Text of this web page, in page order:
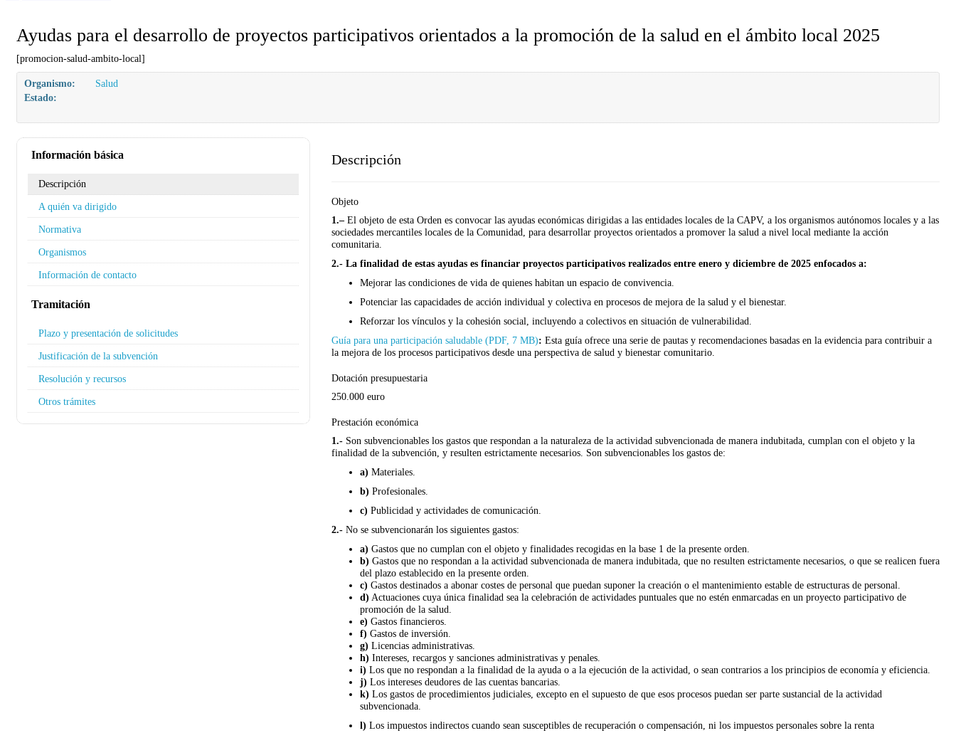
Ayudas para el desarrollo de proyectos participativos orientados a la promoción de la salud en el ámbito local 2025
[promocion-salud-ambito-local]
Organismo:
Salud
Estado:
Información básica
Descripción
A quién va dirigido
Normativa
Organismos
Información de contacto
Tramitación
Plazo y presentación de solicitudes
Justificación de la subvención
Resolución y recursos
Otros trámites
Descripción
Objeto
1.–El objeto de esta Orden es convocar las ayudas económicas dirigidas a las entidades locales de la CAPV, a los organismos autónomos locales y a las
sociedades mercantiles locales de la Comunidad, para desarrollar proyectos orientados a promover la salud a nivel local mediante la acción
comunitaria.
2.- La finalidad de estas ayudas es financiar proyectos participativos realizados entre enero y diciembre de 2025 enfocados a:
Mejorar las condiciones de vida de quienes habitan un espacio de convivencia.
Potenciar las capacidades de acción individual y colectiva en procesos de mejora de la salud y el bienestar.
Reforzar los vínculos y la cohesión social, incluyendo a colectivos en situación de vulnerabilidad.
Guía para una participación saludable (PDF, 7 MB): Esta guía ofrece una serie de pautas y recomendaciones basadas en la evidencia para contribuir a
la mejora de los procesos participativos desde una perspectiva de salud y bienestar comunitario.
Dotación presupuestaria
250.000 euro
Prestación económica
1.-Son subvencionables los gastos que respondan a la naturaleza de la actividad subvencionada de manera indubitada, cumplan con el objeto y la
finalidad de la subvención, y resulten estrictamente necesarios. Son subvencionables los gastos de:
a) Materiales.
b) Profesionales.
c) Publicidad y actividades de comunicación
2.-No se subvencionarán los siguientes gastos:
a) Gastos que no cumplan con el objeto y finalidades recogidas en la base 1 de la presente orden.
b) Gastos que no respondan a la actividad subvencionada de manera indubitada, que no resulten estrictamente necesarios, o que se realicen fuera
del plazo establecido en la presente orden.
c) Gastos destinados a abonar costes de personal que puedan suponer la creación o el mantenimiento estable de estructuras de personal.
d) Actuaciones cuya única finalidad sea la celebración de actividades puntuales que no estén enmarcadas en un proyecto participativo de
promoción de la salud.
e) Gastos financieros.
f) Gastos de inversión.
g) Licencias administrativas.
h) Intereses, recargos y sanciones administrativas y penales.
i) Los que no respondan a la finalidad de la ayuda o a la ejecución de la actividad, o sean contrarios a los principios de economía y eficiencia.
j) Los intereses deudores de las cuentas bancarias.
k) Los gastos de procedimientos judiciales, excepto en el supuesto de que esos procesos puedan ser parte sustancial de la actividad
subvencionada.
l) Los impuestos indirectos cuando sean susceptibles de recuperación o compensación, ni los impuestos personales sobre la renta